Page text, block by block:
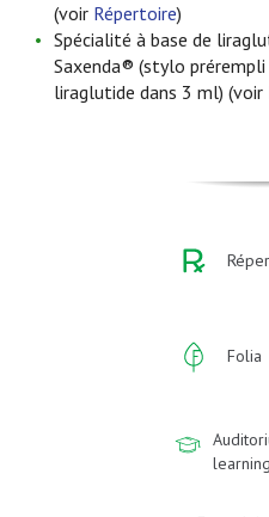
(voir Répertoire)
Spécialité à base de
Saxenda® (stylo
liraglutide dans 3 ml) (voir
Folia